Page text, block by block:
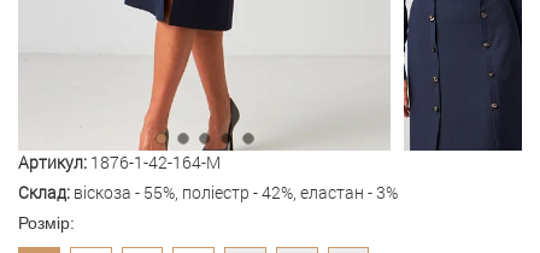
Артикул: 1876-1-42-164-M
Склад: віскоза - 55%, поліестр - 42%, еластан - 3%
Розмір: